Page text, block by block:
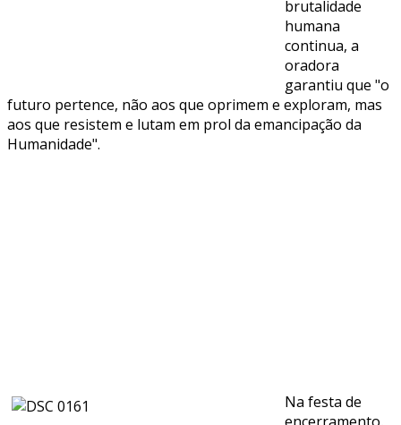
brutalidade
humana
continua, a
oradora
garantiu que "o
futuro pertence, não aos que oprimem e exploram, mas
aos que resistem e lutam em prol da emancipação da
Humanidade".
Na festa de